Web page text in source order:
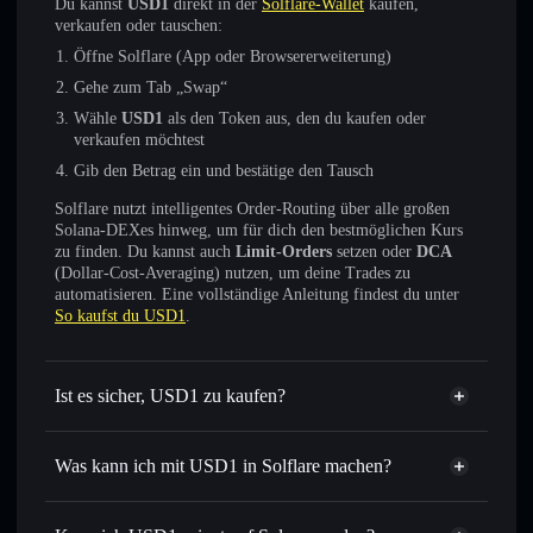
Du kannst USD1 direkt in der Solflare-Wallet kaufen,
verkaufen oder tauschen:
Öffne Solflare (App oder Browsererweiterung)
Gehe zum Tab „Swap“
Wähle USD1 als den Token aus, den du kaufen oder
verkaufen möchtest
Gib den Betrag ein und bestätige den Tausch
Solflare nutzt intelligentes Order-Routing über alle großen
Solana-DEXes hinweg, um für dich den bestmöglichen Kurs
zu finden. Du kannst auch Limit-Orders setzen oder DCA
(Dollar-Cost-Averaging) nutzen, um deine Trades zu
automatisieren. Eine vollständige Anleitung findest du unter
So kaufst du USD1.
Ist es sicher, USD1 zu kaufen?
USD1 verifizierter Token
Was kann ich mit USD1 in Solflare machen?
USD1
Solflare-Wallet